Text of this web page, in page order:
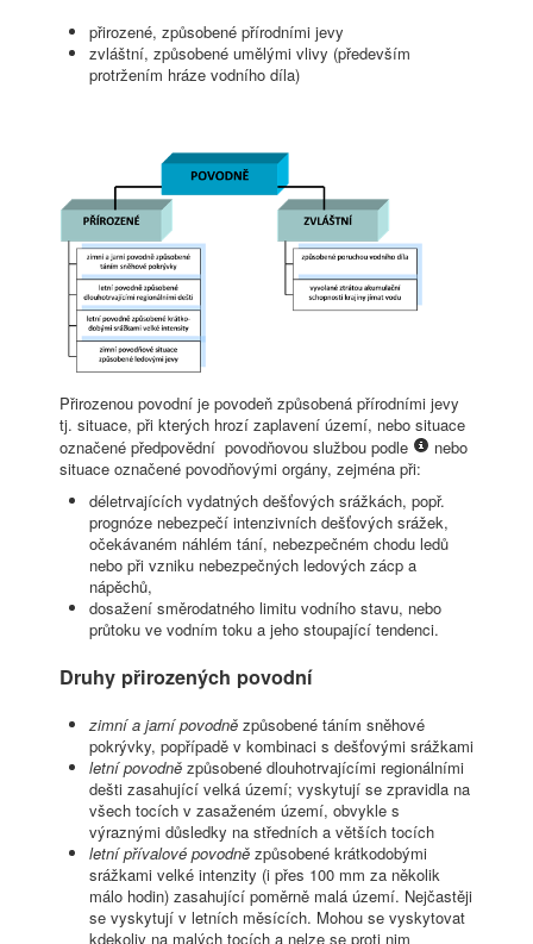
přirozené, způsobené přírodními jevy
zvláštní, způsobené umělými vlivy (především
protržením hráze vodního díla)
Přirozenou povodní je povodeň způsobená přírodními jevy
tj. situace, při kterých hrozí zaplavení území, nebo situace
označené předpovědní povodňovou službou podle
nebo
situace označené povodňovými orgány, zejména při:
déletrvajících vydatných dešťových srážkách, popř.
prognóze nebezpečí intenzivních dešťových srážek,
očekávaném náhlém tání, nebezpečném chodu ledů
nebo při vzniku nebezpečných ledových zácp a
nápěchů,
dosažení směrodatného limitu vodního stavu, nebo
průtoku ve vodním toku a jeho stoupající tendenci.
Druhy přirozených povodní
zimní a jarní povodně způsobené táním sněhové
pokrývky, popřípadě v kombinaci s dešťovými srážkami
letní povodně způsobené dlouhotrvajícími regionálními
dešti zasahující velká území; vyskytují se zpravidla na
všech tocích v zasaženém území, obvykle s
výraznými důsledky na středních a větších tocích
letní přívalové povodně způsobené krátkodobými
srážkami velké intenzity (i přes 100 mm za několik
málo hodin) zasahující poměrně malá území. Nejčastěji
se vyskytují v letních měsících. Mohou se vyskytovat
kdekoliv na malých tocích a nelze se proti nim